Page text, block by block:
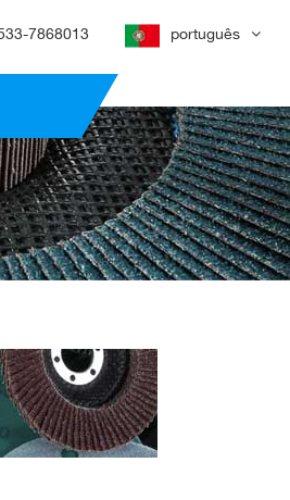
7868013 português